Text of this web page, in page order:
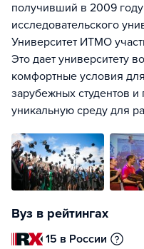
получивший в 2009 году
исследовательского
Университет ИТМО
Это дает университету
комфортные условия
зарубежных студентов и
уникальную среду для
Вуз в рейтингах
15 в России